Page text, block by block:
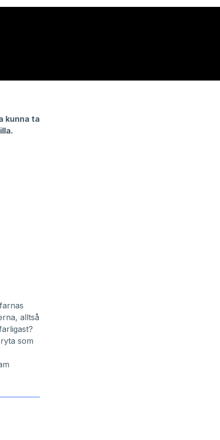
kunna ta
alltså
som